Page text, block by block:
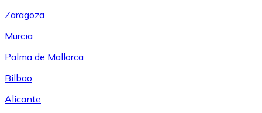
Zaragoza
Murcia
Palma de Mallorca
Bilbao
Alicante